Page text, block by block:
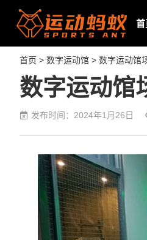
首
首页 > 数字运动馆 > 数字运动馆
数字运动馆
发布时间：2024年1月26日